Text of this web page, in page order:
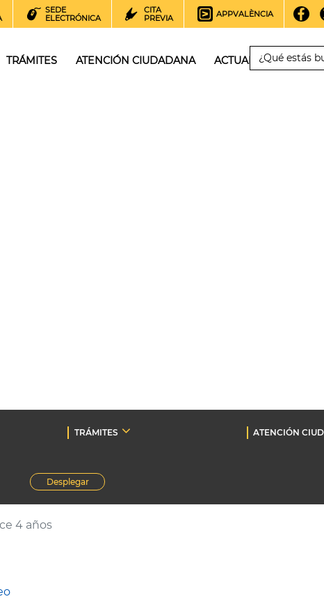
SEDE
ELECTRÓNICA
CITA
PREVIA
APPVALÈNCIA
TRÁMITES ATENCIÓN CIUDADANA ACTUALIDAD
TRÁMITES
ATENCIÓN
Desplegar
4 años